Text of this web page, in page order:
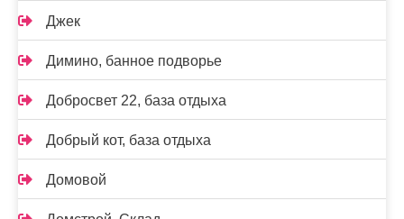
Джек
Димино, банное подворье
Добросвет 22, база отдыха
Добрый кот, база отдыха
Домовой